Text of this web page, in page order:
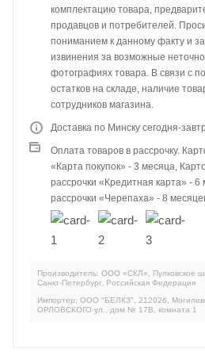
комплектацию товара,
продавцов и потребителей.
пониманием к данному факту и
извинения за возможные
фотографиях товара. В связи с
остатков на складе, наличие
сотрудников магазина.
Доставка по Минску сегодня-
Оплата товаров в рассрочку.
«Карта покупок» - 3 месяца,
рассрочки «Кредитная карта» - 6
рассрочки «Черепаха» - 8
Производитель: ООО «СКЛ», Пулковское
Санкт-Петербург, Российская Федерация
Импортер: ООО "БЕЛКЗ", 212026,
ОРЛОВСКОГО ул., дом № 17В, комната 1